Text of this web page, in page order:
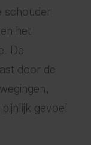
schouder
het
De
door de
gevoel